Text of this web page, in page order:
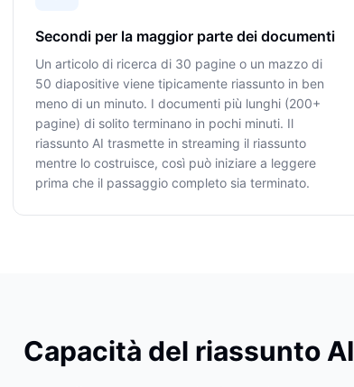
Secondi per la maggior parte dei documenti
Un articolo di ricerca di 30 pagine o un mazzo di
50 diapositive viene tipicamente riassunto in ben
meno di un minuto. I documenti più lunghi (200+
pagine) di solito terminano in pochi minuti. Il
riassunto AI trasmette in streaming il riassunto
mentre lo costruisce, così può iniziare a leggere
prima che il passaggio completo sia terminato.
Capacità del riassunto AI